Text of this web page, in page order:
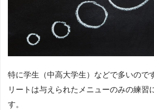
特に学生（中高大学生）などで多いので
リートは与えられたメニューのみの練習
す。